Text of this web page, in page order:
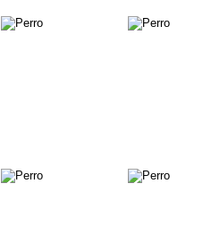
The Fall - Tod
in Belfast -
Rot &
MATTHIAS &
MAXIME
DEAR
FUTURE